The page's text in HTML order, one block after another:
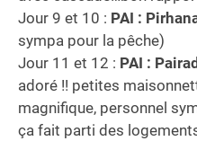
Jour 9 et 10 : PAI :
sympa pour la pêche)
Jour 11 et 12 : PAI :
adoré !! petites
magnifique, personnel
ça fait parti des